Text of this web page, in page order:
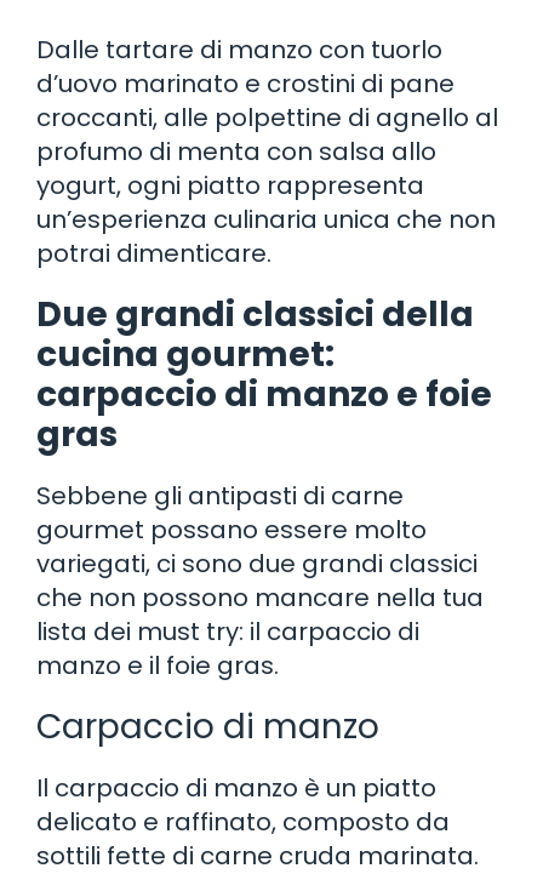
Dalle tartare di manzo con tuorlo
d’uovo marinato e crostini di pane
croccanti, alle polpettine di agnello al
profumo di menta con salsa allo
yogurt, ogni piatto rappresenta
un’esperienza culinaria unica che non
potrai dimenticare.
Due grandi classici della
cucina gourmet:
carpaccio di manzo e foie
gras
Sebbene gli antipasti di carne
gourmet possano essere molto
variegati, ci sono due grandi classici
che non possono mancare nella tua
lista dei must try: il carpaccio di
manzo e il foie gras.
Carpaccio di manzo
Il carpaccio di manzo è un piatto
delicato e raffinato, composto da
sottili fette di carne cruda marinata.